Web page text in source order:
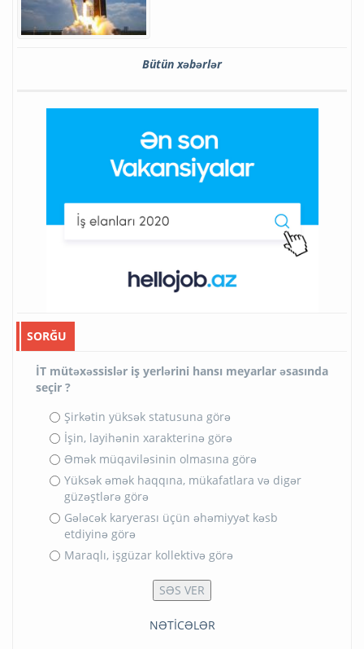
Bütün xəbərlər
SORĞU
İT mütəxəssislər iş yerlərini hansı meyarlar əsasında
seçir ?
Şirkətin yüksək statusuna görə
İşin, layihənin xarakterinə görə
Əmək müqaviləsinin olmasına görə
Yüksək əmək haqqına, mükafatlara və digər
güzəştlərə görə
Gələcək karyerası üçün əhəmiyyət kəsb
etdiyinə görə
Maraqlı, işgüzar kollektivə görə
NƏTİCƏLƏR